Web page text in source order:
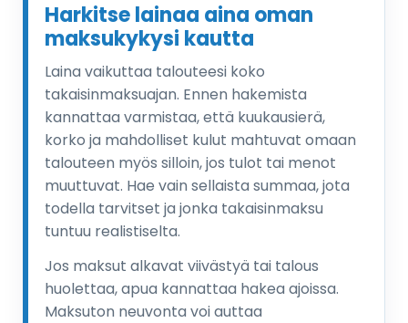
Harkitse lainaa aina oman
maksukykysi kautta
Laina vaikuttaa talouteesi koko
takaisinmaksuajan. Ennen hakemista
kannattaa varmistaa, että kuukausierä,
korko ja mahdolliset kulut mahtuvat omaan
talouteen myös silloin, jos tulot tai menot
muuttuvat. Hae vain sellaista summaa, jota
todella tarvitset ja jonka takaisinmaksu
tuntuu realistiselta.
Jos maksut alkavat viivästyä tai talous
huolettaa, apua kannattaa hakea ajoissa.
Maksuton neuvonta voi auttaa